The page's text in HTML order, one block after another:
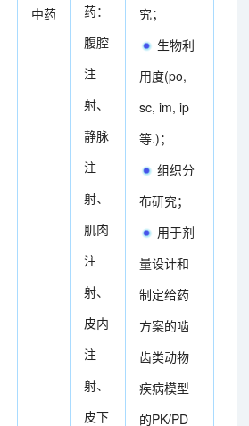
中药
药：
腹腔
注
射、
静脉
注
射、
肌肉
注
射、
皮内
注
射、
皮下
究；
生物利
用度(po,
sc, im, ip
等.)；
组织分
布研究；
用于剂
量设计和
制定给药
方案的啮
齿类动物
疾病模型
的PK/PD